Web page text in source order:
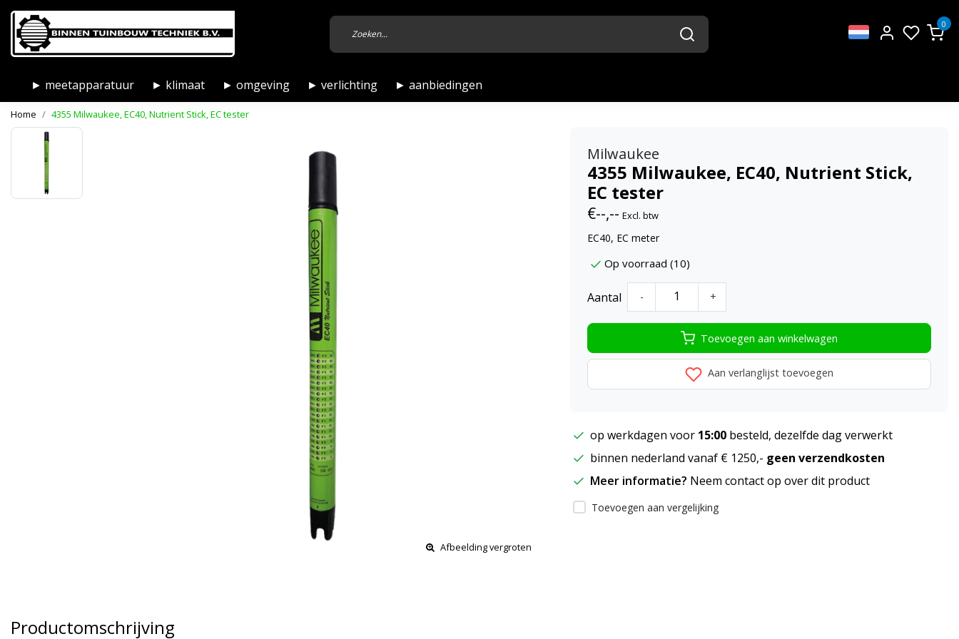
0
► meetapparatuur ► klimaat ► omgeving ► verlichting ► aanbiedingen
Home 4355 Milwaukee, EC40, Nutrient Stick, EC tester
Afbeelding vergroten
Milwaukee
4355 Milwaukee, EC40, Nutrient Stick,
EC tester
€--,-- Excl. btw
EC40, EC meter
Op voorraad (10)
Aantal - +
Toevoegen aan winkelwagen
Aan verlanglijst toevoegen
op werkdagen voor 15:00 besteld, dezelfde dag verwerkt
binnen nederland vanaf € 1250,- geen verzendkosten
Meer informatie? Neem contact op over dit product
Toevoegen aan vergelijking
Productomschrijving